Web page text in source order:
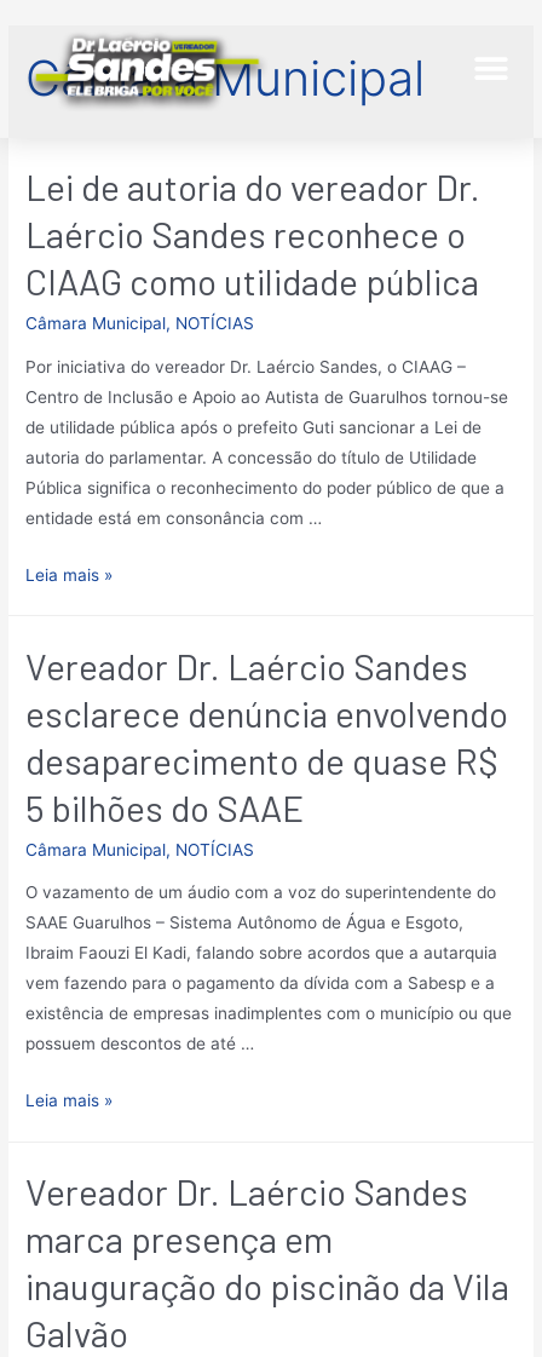
Câmara Municipal
Lei de autoria do vereador Dr.
Laércio Sandes reconhece o
CIAAG como utilidade pública
Câmara Municipal, NOTÍCIAS
Por iniciativa do vereador Dr. Laércio Sandes, o CIAAG –
Centro de Inclusão e Apoio ao Autista de Guarulhos tornou-se
de utilidade pública após o prefeito Guti sancionar a Lei de
autoria do parlamentar. A concessão do título de Utilidade
Pública significa o reconhecimento do poder público de que a
entidade está em consonância com …
Leia mais »
Vereador Dr. Laércio Sandes
esclarece denúncia envolvendo
desaparecimento de quase R$
5 bilhões do SAAE
Câmara Municipal, NOTÍCIAS
O vazamento de um áudio com a voz do superintendente do
SAAE Guarulhos – Sistema Autônomo de Água e Esgoto,
Ibraim Faouzi El Kadi, falando sobre acordos que a autarquia
vem fazendo para o pagamento da dívida com a Sabesp e a
existência de empresas inadimplentes com o município ou que
possuem descontos de até …
Leia mais »
Vereador Dr. Laércio Sandes
marca presença em
inauguração do piscinão da Vila
Galvão